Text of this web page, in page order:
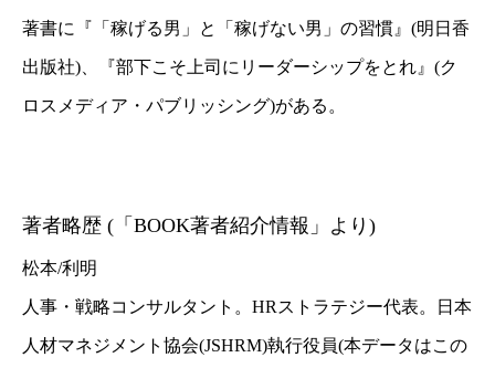
著書に『「稼げる男」と「稼げない男」の習慣』(明日香
出版社)、 『部下こそ上司にリーダーシップをとれ』(ク
ロスメディア・パブリッシング)がある。
著者略歴 (「BOOK著者紹介情報」より)
松本/利明
人事・戦略コンサルタント。HRストラテジー代表。日本
人材マネジメント協会(JSHRM)執行役員(本データはこの